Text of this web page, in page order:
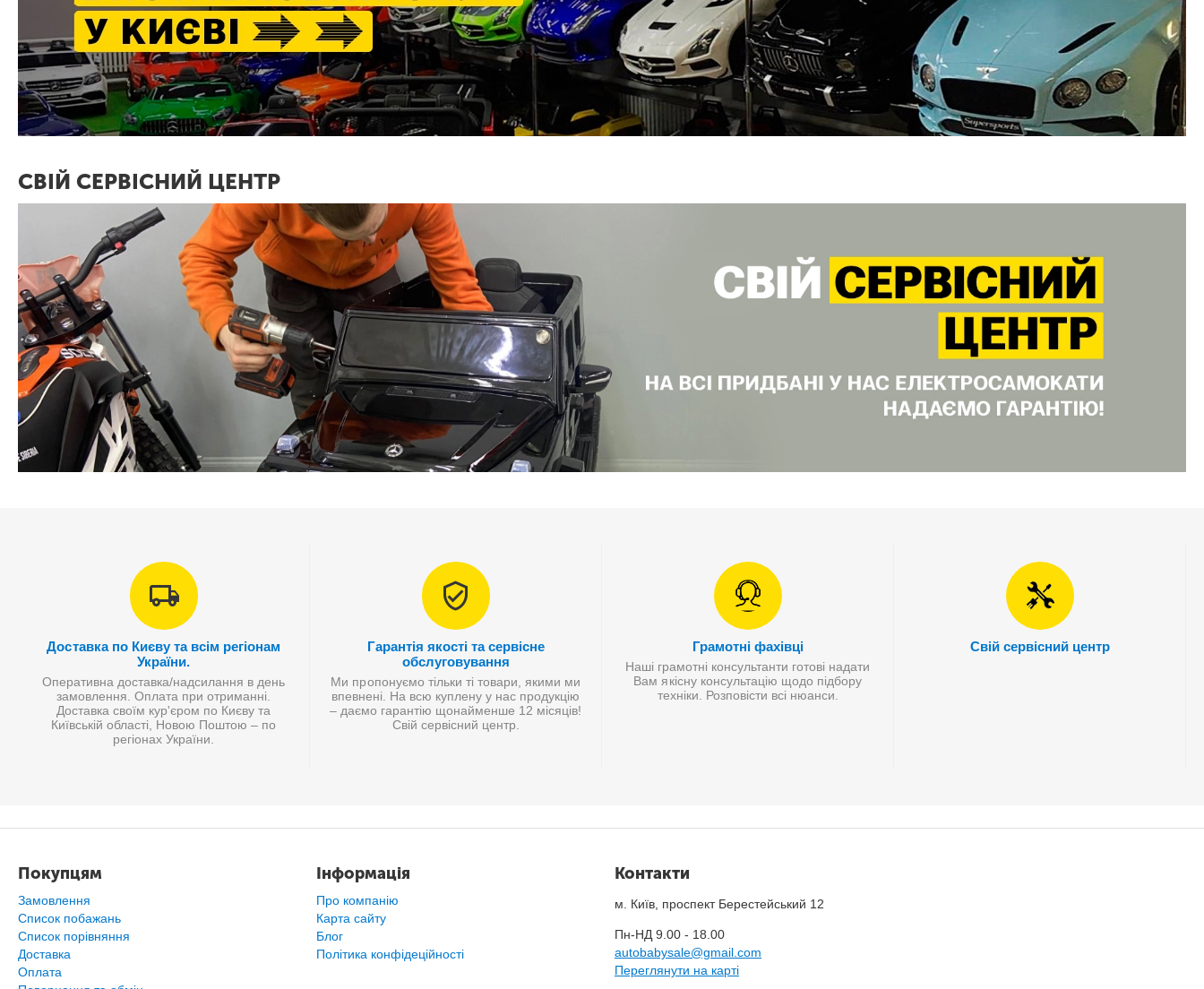
СВІЙ СЕРВІСНИЙ ЦЕНТР
Доставка по Києву та всім регіонам
України.
Оперативна доставка/надсилання в день
замовлення. Оплата при отриманні.
Доставка своїм кур'єром по Києву та
Київській області, Новою Поштою – по
регіонах України.
Гарантія якості та сервісне
обслуговування
Ми пропонуємо тільки ті товари, якими ми
впевнені. На всю куплену у нас продукцію
– даємо гарантію щонайменше 12 місяців!
Свій сервісний центр.
Грамотні фахівці
Наші грамотні консультанти готові надати
Вам якісну консультацію щодо підбору
техніки. Розповісти всі нюанси.
Свій сервісний центр
Покупцям
Замовлення
Список побажань
Cписок порівняння
Доставка
Оплата
Інформація
Про компанію
Карта сайту
Блог
Політика конфідеційності
Контакти
м. Київ, проспект Берестейський 12
Пн-НД 9.00 - 18.00
autobabysale@gmail.com
Переглянути на карті